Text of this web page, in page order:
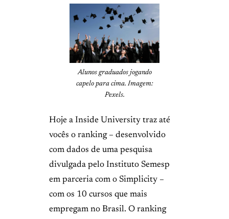
Alunos graduados jogando
capelo para cima. Imagem:
Pexels.
Hoje a Inside University traz até
vocês o ranking – desenvolvido
com dados de uma pesquisa
divulgada pelo Instituto Semesp
em parceria com o Simplicity –
com os 10 cursos que mais
empregam no Brasil. O ranking